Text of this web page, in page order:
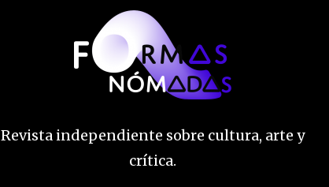
Revista independiente sobre cultura, arte y
crítica.